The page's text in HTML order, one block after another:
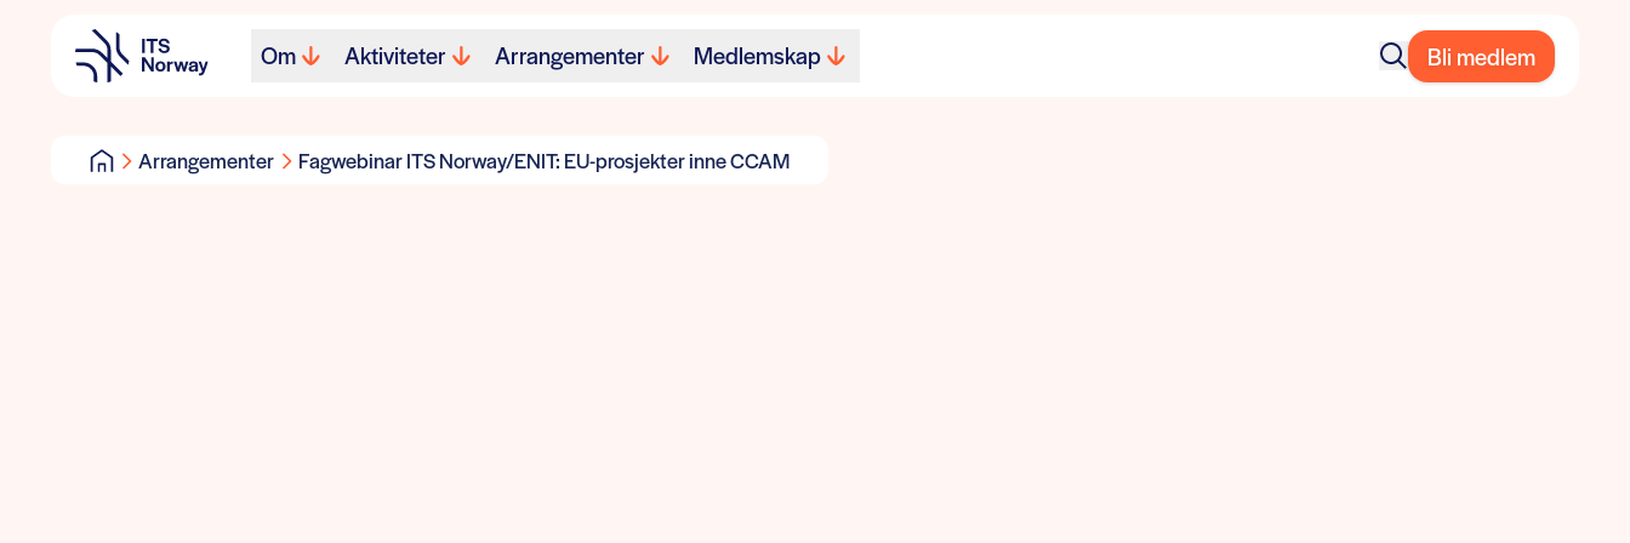
Om Aktiviteter Arrangementer Medlemskap Bli medlem
Arrangementer Fagwebinar ITS Norway/ENIT: EU-prosjekter inne CCAM